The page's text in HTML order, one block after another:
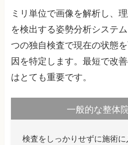
ミリ単位で画像を解析し、
を検出する姿勢分析システ
つの独自検査で現在の状態
因を特定します。最短で改
はとても重要です。
一般的な整体
検査をしっかりせずに施術